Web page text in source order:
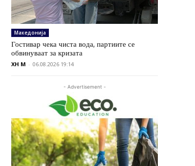
Македонија
Гостивар чека чиста вода, партиите се
обвинуваат за кризата
XH M - 06.08.2026 19:14
- Advertisement -